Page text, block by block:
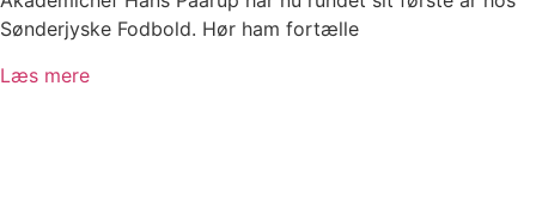
Sønderjyske Fodbold. Hør ham fortælle
Læs mere